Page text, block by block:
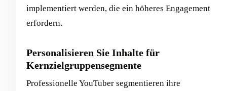
implementiert werden, die ein höheres Engagement
erfordern.
Personalisieren Sie Inhalte für
Kernzielgruppensegmente
Professionelle YouTuber segmentieren ihre